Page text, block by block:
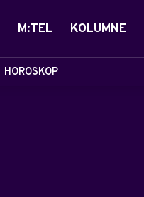
HOROSKOP
M:TEL KOLUMNE